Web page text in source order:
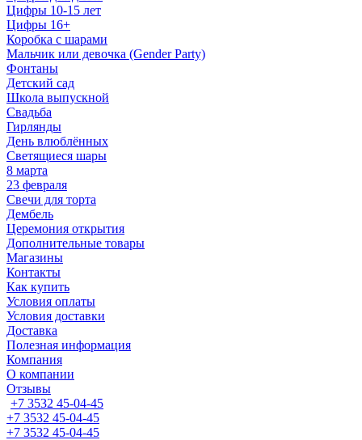
Цифры 10-15 лет
Цифры 16+
Коробка с шарами
Мальчик или девочка (Gender Party)
Фонтаны
Детский сад
Школа выпускной
Свадьба
Гирлянды
День влюблённых
Светящиеся шары
8 марта
23 февраля
Свечи для торта
Дембель
Церемония открытия
Дополнительные товары
Магазины
Контакты
Как купить
Условия оплаты
Условия доставки
Доставка
Полезная информация
Компания
О компании
Отзывы
+7 3532 45-04-45
+7 3532 45-04-45
+7 3532 45-04-45